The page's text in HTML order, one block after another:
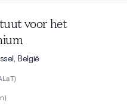
voor het
België